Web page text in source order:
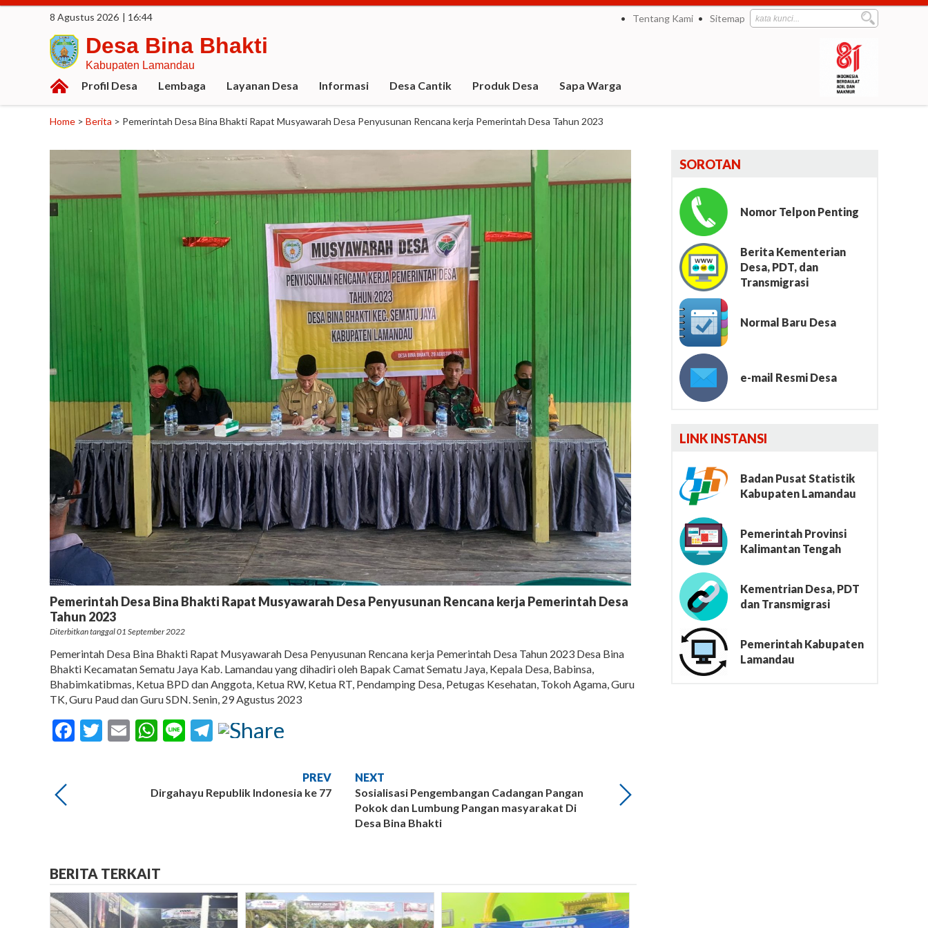
8 Agustus 2026 | 16:44 Tentang Kami Sitemap
Desa Bina Bhakti
Kabupaten Lamandau
Profil Desa Lembaga Layanan Desa Informasi Desa Cantik Produk Desa Sapa Warga
Home > Berita > Pemerintah Desa Bina Bhakti Rapat Musyawarah Desa Penyusunan Rencana kerja Pemerintah Desa Tahun 2023
Pemerintah Desa Bina Bhakti Rapat Musyawarah Desa Penyusunan Rencana kerja Pemerintah Desa
Tahun 2023
Diterbitkan tanggal 01 September 2022
Pemerintah Desa Bina Bhakti Rapat Musyawarah Desa Penyusunan Rencana kerja Pemerintah Desa Tahun 2023 Desa Bina
Bhakti Kecamatan Sematu Jaya Kab. Lamandau yang dihadiri oleh Bapak Camat Sematu Jaya, Kepala Desa, Babinsa,
Bhabimkatibmas, Ketua BPD dan Anggota, Ketua RW, Ketua RT, Pendamping Desa, Petugas Kesehatan, Tokoh Agama, Guru
TK, Guru Paud dan Guru SDN. Senin, 29 Agustus 2023
Facebook
Twitter
EmailWhatsApp
LineTelegram
PREV
Dirgahayu Republik Indonesia ke 77
NEXT
Sosialisasi Pengembangan Cadangan Pangan
Pokok dan Lumbung Pangan masyarakat Di
Desa Bina Bhakti
BERITA TERKAIT
SOROTAN
Nomor Telpon Penting
Berita Kementerian
Desa, PDT, dan
Transmigrasi
Normal Baru Desa
e-mail Resmi Desa
Lumbung File
LINK INSTANSI
Badan Pusat Statistik
Kabupaten Lamandau
Pemerintah Provinsi
Kalimantan Tengah
Kementrian Desa, PDT
dan Transmigrasi
Pemerintah Kabupaten
Lamandau